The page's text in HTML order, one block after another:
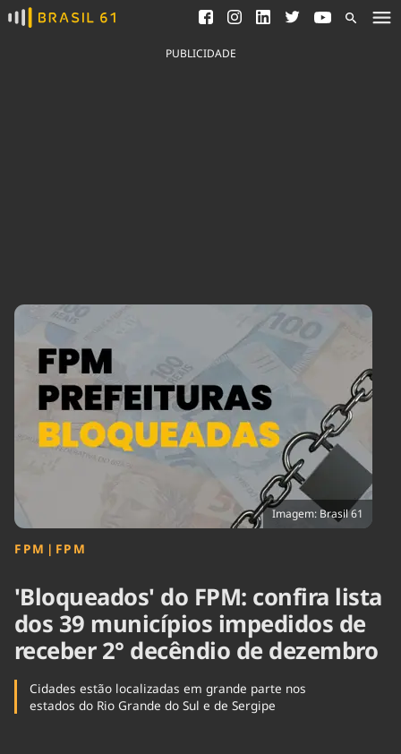
Ver todas as notícias
Saneamento
Indicadores
Brasil
Brasil Mineral
Ciência &
Tecnologia
Cinema
Economia
Educação
Infraestrutura
Internacional
Meio Ambiente
Política
Saúde
Tempo
PUBLICIDADE
Imagem: Brasil 61
FPM | FPM
'Bloqueados' do FPM: confira lista
dos 39 municípios impedidos de
receber 2° decêndio de dezembro
Cidades estão localizadas em grande parte nos
estados do Rio Grande do Sul e de Sergipe